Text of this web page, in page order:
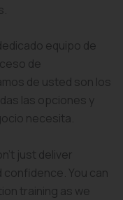
equipo de
de
de usted son los
las opciones y
necesita.
just deliver
You can
training as we